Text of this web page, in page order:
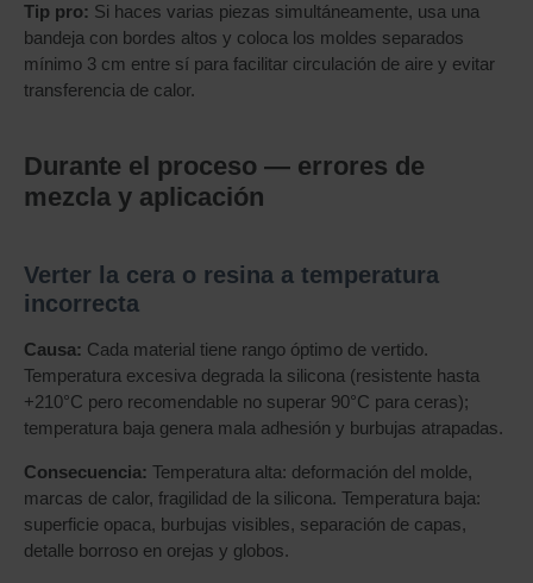
Tip pro: Si haces varias piezas simultáneamente, usa una
bandeja con bordes altos y coloca los moldes separados
mínimo 3 cm entre sí para facilitar circulación de aire y evitar
transferencia de calor.
Durante el proceso — errores de
mezcla y aplicación
Verter la cera o resina a temperatura
incorrecta
Causa: Cada material tiene rango óptimo de vertido.
Temperatura excesiva degrada la silicona (resistente hasta
+210°C pero recomendable no superar 90°C para ceras);
temperatura baja genera mala adhesión y burbujas atrapadas.
Consecuencia: Temperatura alta: deformación del molde,
marcas de calor, fragilidad de la silicona. Temperatura baja:
superficie opaca, burbujas visibles, separación de capas,
detalle borroso en orejas y globos.